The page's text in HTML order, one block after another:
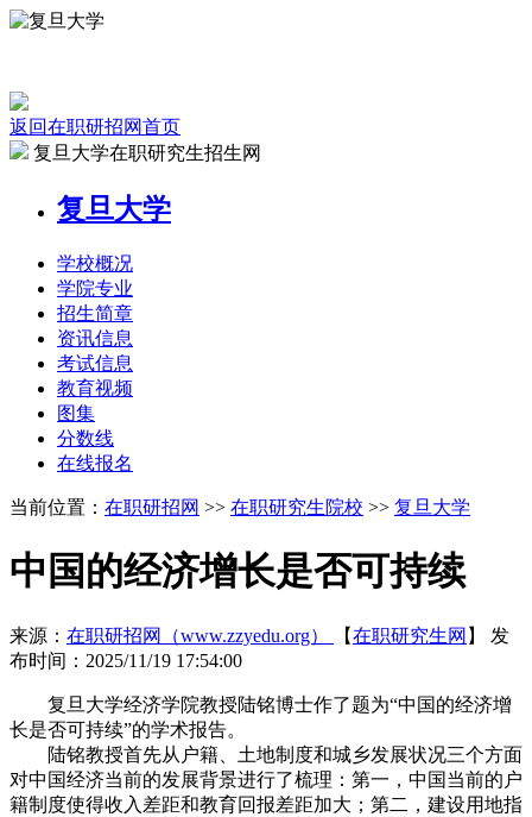
返回在职研招网首页
复旦大学在职研究生招生网
复旦大学
学校概况
学院专业
招生简章
资讯信息
考试信息
教育视频
图集
分数线
在线报名
当前位置： 在职研招网 >> 在职研究生院校 >> 复旦大学
中国的经济增长是否可持续
来源： 在职研招网（www.zzyedu.org） 【在职研究生网 】
发
布时间：2025/11/19 17:54:00
复旦大学经济学院教授陆铭博士作了题为“中国的经济增
长是否可持续”的学术报告。
陆铭教授首先从户籍、土地制度和城乡发展状况三个方面
对中国经济当前的发展背景进行了梳理：第一，中国当前的户
籍制度使得收入差距和教育回报差距加大；第二，建设用地指